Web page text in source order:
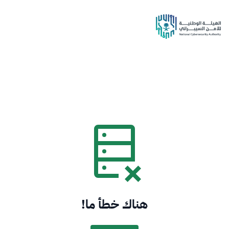
هناك خطأ ما!